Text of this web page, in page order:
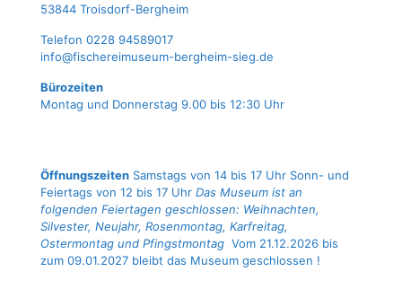
53844 Troisdorf-Bergheim
Tele­fon 0228 94589017
info@fischereimuseum-bergheim-sieg.de
Büro­zei­ten
Mon­tag und Don­ners­tag 9.00 bis 12:30 Uhr
Öffnungszeiten Samstags von 14 bis 17 Uhr Sonn- und
Feiertags von 12 bis 17 Uhr Das Museum ist an
folgenden Feiertagen geschlossen: Weihnachten,
Silvester, Neujahr, Rosenmontag, Karfreitag,
Ostermontag und Pfingstmontag Vom 21.12.2026 bis
zum 09.01.2027 bleibt das Museum geschlossen !